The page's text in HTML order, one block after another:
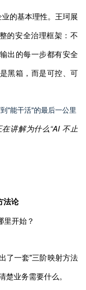
的基本理性。王珂展
的安全治理框架：不
出的每一步都有安全
黑箱，而是可控、可
讲解为什么“AI 不止
法论
里开始？
了一套"三阶映射方法
业务需要什么。